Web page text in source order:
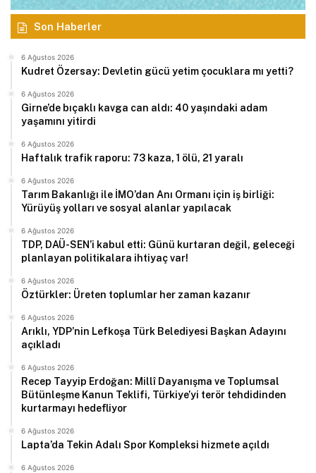
Son Haberler
6 Ağustos 2026
Kudret Özersay: Devletin gücü yetim çocuklara mı yetti?
6 Ağustos 2026
Girne’de bıçaklı kavga can aldı: 40 yaşındaki adam
yaşamını yitirdi
6 Ağustos 2026
Haftalık trafik raporu: 73 kaza, 1 ölü, 21 yaralı
6 Ağustos 2026
Tarım Bakanlığı ile İMO’dan Anı Ormanı için iş birliği:
Yürüyüş yolları ve sosyal alanlar yapılacak
6 Ağustos 2026
TDP, DAÜ-SEN’i kabul etti: Günü kurtaran değil, geleceği
planlayan politikalara ihtiyaç var!
6 Ağustos 2026
Öztürkler: Üreten toplumlar her zaman kazanır
6 Ağustos 2026
Arıklı, YDP’nin Lefkoşa Türk Belediyesi Başkan Adayını
açıkladı
6 Ağustos 2026
Recep Tayyip Erdoğan: Millî Dayanışma ve Toplumsal
Bütünleşme Kanun Teklifi, Türkiye’yi terör tehdidinden
kurtarmayı hedefliyor
6 Ağustos 2026
Lapta’da Tekin Adalı Spor Kompleksi hizmete açıldı
6 Ağustos 2026